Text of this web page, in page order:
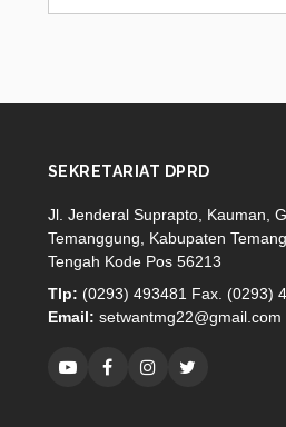
SEKRETARIAT DPRD
Jl. Jenderal Suprapto, Kauman,
Temanggung, Kabupaten
Tengah Kode Pos 56213
Tlp: (0293) 493481 Fax. (0293)
Email: setwantmg22@gmail.com